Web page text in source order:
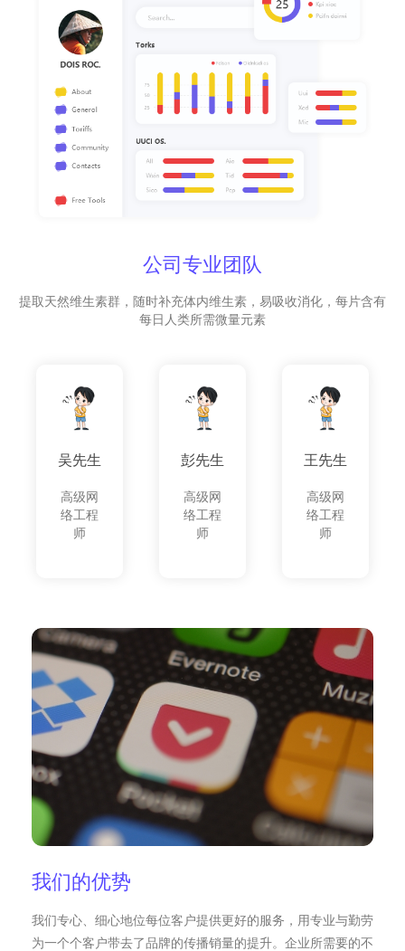
公司专业团队
提取天然维生素群，随时补充体内维生素，易吸收消化，每片含有
每日人类所需微量元素
吴先生
高级网
络工程
师
彭先生
高级网
络工程
师
王先生
高级网
络工程
师
我们的优势
我们专心、细心地位每位客户提供更好的服务，用专业与勤劳
为一个个客户带去了品牌的传播销量的提升。企业所需要的不